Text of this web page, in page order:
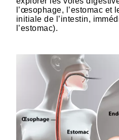
l’œsophage, l’estomac et
initiale de l’intestin,
l’estomac).